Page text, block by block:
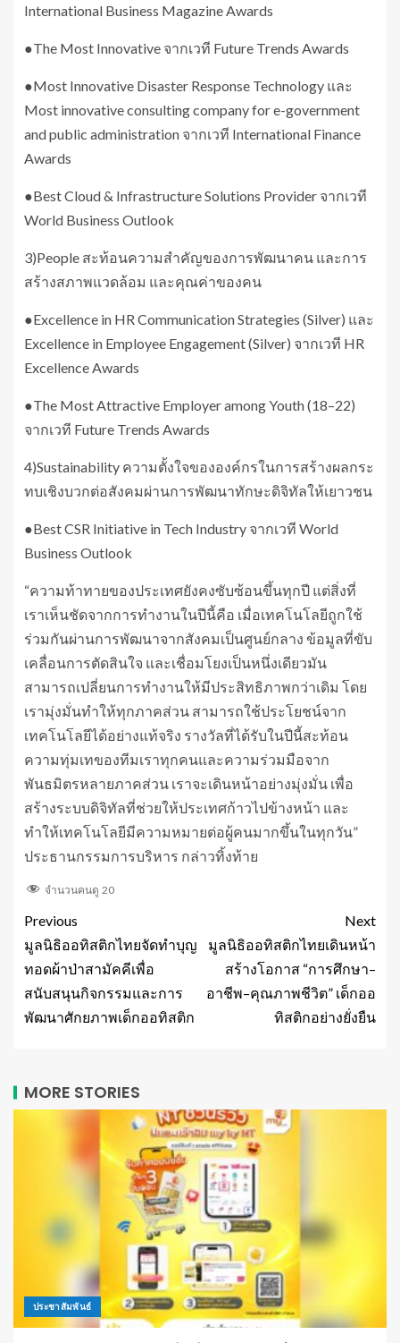
International Business Magazine Awards
●The Most Innovative จากเวที Future Trends Awards
●Most Innovative Disaster Response Technology และ
Most innovative consulting company for e-government
and public administration จากเวที International Finance
Awards
●Best Cloud & Infrastructure Solutions Provider จากเวที
World Business Outlook
3)People สะท้อนความสำคัญของการพัฒนาคน และการ
สร้างสภาพแวดล้อม และคุณค่าของคน
●Excellence in HR Communication Strategies (Silver) และ
Excellence in Employee Engagement (Silver) จากเวที HR
Excellence Awards
●The Most Attractive Employer among Youth (18–22)
จากเวที Future Trends Awards
4)Sustainability ความตั้งใจขององค์กรในการสร้างผลกระ
ทบเชิงบวกต่อสังคมผ่านการพัฒนาทักษะดิจิทัลให้เยาวชน
●Best CSR Initiative in Tech Industry จากเวที World
Business Outlook
“ความท้าทายของประเทศยังคงซับซ้อนขึ้นทุกปี แต่สิ่งที่
เราเห็นชัดจากการทำงานในปีนี้คือ เมื่อเทคโนโลยีถูกใช้
ร่วมกันผ่านการพัฒนาจากสังคมเป็นศูนย์กลาง ข้อมูลที่ขับ
เคลื่อนการตัดสินใจ และเชื่อมโยงเป็นหนึ่งเดียวมัน
สามารถเปลี่ยนการทำงานให้มีประสิทธิภาพกว่าเดิม โดย
เรามุ่งมั่นทำให้ทุกภาคส่วน สามารถใช้ประโยชน์จาก
เทคโนโลยีได้อย่างแท้จริง รางวัลที่ได้รับในปีนี้สะท้อน
ความทุ่มเทของทีมเราทุกคนและความร่วมมือจาก
พันธมิตรหลายภาคส่วน เราจะเดินหน้าอย่างมุ่งมั่น เพื่อ
สร้างระบบดิจิทัลที่ช่วยให้ประเทศก้าวไปข้างหน้า และ
ทำให้เทคโนโลยีมีความหมายต่อผู้คนมากขึ้นในทุกวัน”
ประธานกรรมการบริหาร กล่าวทิ้งท้าย
จำนวนคนดู 20
Previous
มูลนิธิออทิสติกไทยจัดทำบุญ
ทอดผ้าป่าสามัคคีเพื่อ
สนับสนุนกิจกรรมและการ
พัฒนาศักยภาพเด็กออทิสติก
Next
มูลนิธิออทิสติกไทยเดินหน้า
สร้างโอกาส “การศึกษา–
อาชีพ–คุณภาพชีวิต” เด็กออ
ทิสติกอย่างยั่งยืน
MORE STORIES
ประชาสัมพันธ์